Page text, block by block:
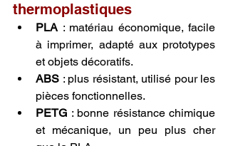
thermoplastiques
PLA : matériau économique, facile
à imprimer, adapté aux prototypes
et objets décoratifs.
ABS : plus résistant, utilisé pour les
pièces fonctionnelles.
PETG : bonne résistance chimique
et mécanique, un peu plus cher